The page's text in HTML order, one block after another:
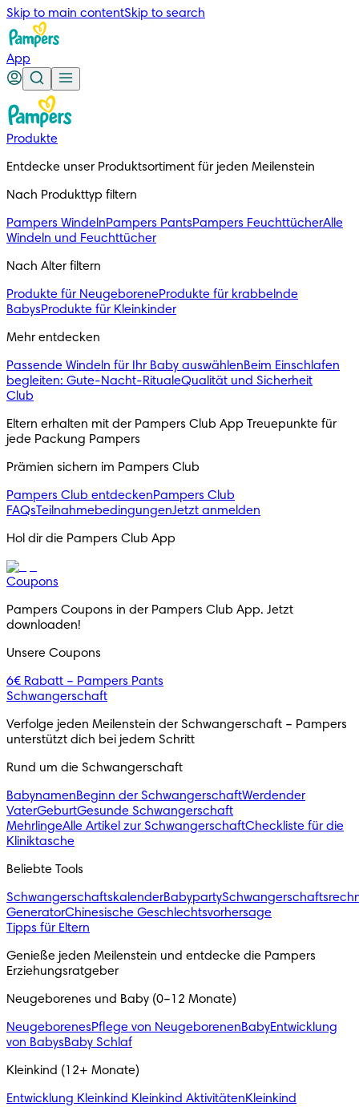
Skip to main contentSkip to search
App
Produkte
Entdecke unser Produktsortiment für jeden Meilenstein
Nach Produkttyp filtern
Pampers WindelnPampers PantsPampers FeuchttücherAlle
Windeln und Feuchttücher
Nach Alter filtern
Produkte für NeugeboreneProdukte für krabbelnde
BabysProdukte für Kleinkinder
Mehr entdecken
Passende Windeln für Ihr Baby auswählenBeim Einschlafen
begleiten: Gute-Nacht-RitualeQualität und Sicherheit
Club
Eltern erhalten mit der Pampers Club App Treuepunkte für
jede Packung Pampers
Prämien sichern im Pampers Club
Pampers Club entdeckenPampers Club
FAQsTeilnahmebedingungenJetzt anmelden
Hol dir die Pampers Club App
Coupons
Pampers Coupons in der Pampers Club App. Jetzt
downloaden!
Unsere Coupons
6€ Rabatt – Pampers Pants
Schwangerschaft
Verfolge jeden Meilenstein der Schwangerschaft – Pampers
unterstützt dich bei jedem Schritt
Rund um die Schwangerschaft
BabynamenBeginn der SchwangerschaftWerdender
VaterGeburtGesunde Schwangerschaft
MehrlingeAlle Artikel zur SchwangerschaftCheckliste für die
Kliniktasche
Beliebte Tools
SchwangerschaftskalenderBabyparty
GeneratorChinesische Geschlechtsvorhersage
Tipps für Eltern
Genieße jeden Meilenstein und entdecke die Pampers
Erziehungsratgeber
Neugeborenes und Baby (0–12 Monate)
NeugeborenesPflege von NeugeborenenBabyEntwicklung
von BabysBaby Schlaf
Kleinkind (12+ Monate)
Entwicklung Kleinkind Kleinkind AktivitätenKleinkind